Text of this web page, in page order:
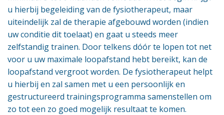
u hierbij begeleiding van de fysiotherapeut, maar
uiteindelijk zal de therapie afgebouwd worden (indien
uw conditie dit toelaat) en gaat u steeds meer
zelfstandig trainen. Door telkens dóór te lopen tot net
voor u uw maximale loopafstand hebt bereikt, kan de
loopafstand vergroot worden. De fysiotherapeut helpt
u hierbij en zal samen met u een persoonlijk en
gestructureerd trainingsprogramma samenstellen om
zo tot een zo goed mogelijk resultaat te komen.